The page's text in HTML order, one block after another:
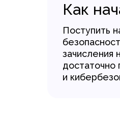
Поступить
зачисления
достаточно
и
Как